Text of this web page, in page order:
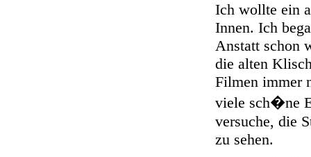
Ich wollte ein
Innen. Ich
Anstatt schon
die alten
Filmen immer
viele sch�ne
versuche, die
zu sehen.